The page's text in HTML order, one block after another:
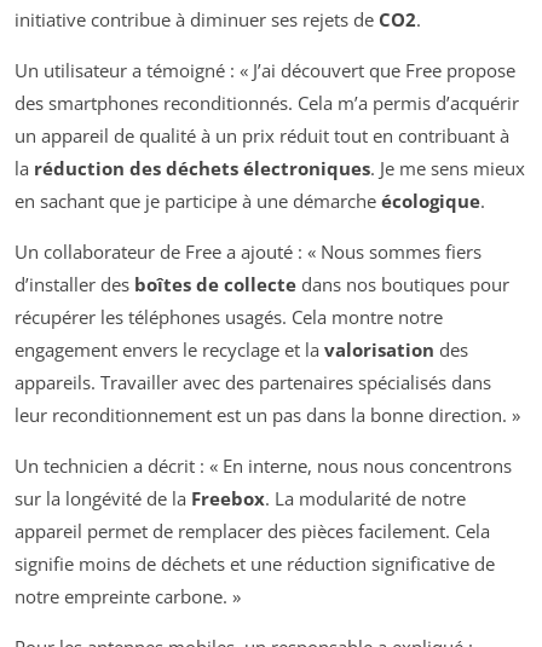
initiative contribue à diminuer ses rejets de CO2.
Un utilisateur a témoigné : « J’ai découvert que Free propose
des smartphones reconditionnés. Cela m’a permis d’acquérir
un appareil de qualité à un prix réduit tout en contribuant à
la réduction des déchets électroniques. Je me sens mieux
en sachant que je participe à une démarche écologique.
Un collaborateur de Free a ajouté : « Nous sommes fiers
d’installer des boîtes de collecte dans nos boutiques pour
récupérer les téléphones usagés. Cela montre notre
engagement envers le recyclage et la valorisation des
appareils. Travailler avec des partenaires spécialisés dans
leur reconditionnement est un pas dans la bonne direction. »
Un technicien a décrit : « En interne, nous nous concentrons
sur la longévité de la Freebox. La modularité de notre
appareil permet de remplacer des pièces facilement. Cela
signifie moins de déchets et une réduction significative de
notre empreinte carbone. »